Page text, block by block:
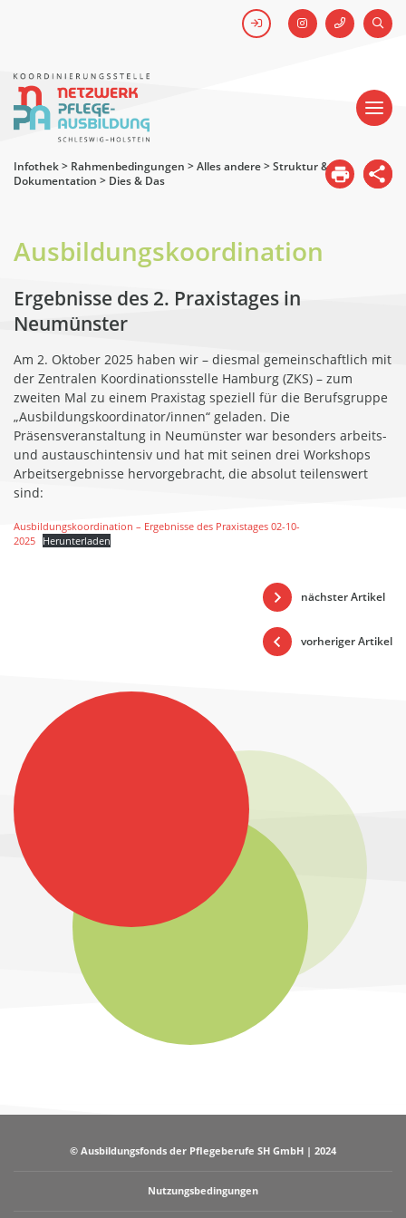
FACEBOOK
Holstein
Infothek> Rahmenbedingungen >Alles andere>Struktur &
Dokumentation > Dies & Das
Ausbildungskoordination
Ergebnisse des 2. Praxistages in
Neumünster
Am 2. Oktober 2025 haben wir – diesmal gemeinschaftlich mit
der Zentralen Koordinationsstelle Hamburg (ZKS) – zum
zweiten Mal zu einem Praxistag speziell für die Berufsgruppe
„Ausbildungskoordinator/innen“ geladen. Die
Präsensveranstaltung in Neumünster war besonders arbeits-
und austauschintensiv und hat mit seinen drei Workshops
Arbeitsergebnisse hervorgebracht, die absolut teilenswert
sind:
Ausbildungskoordination – Ergebnisse des Praxistages 02-10-
2025 Herunterladen
nächster Artikel
vorheriger Artikel
© Ausbildungsfonds der Pflegeberufe SH GmbH | 2024
Nutzungsbedingungen